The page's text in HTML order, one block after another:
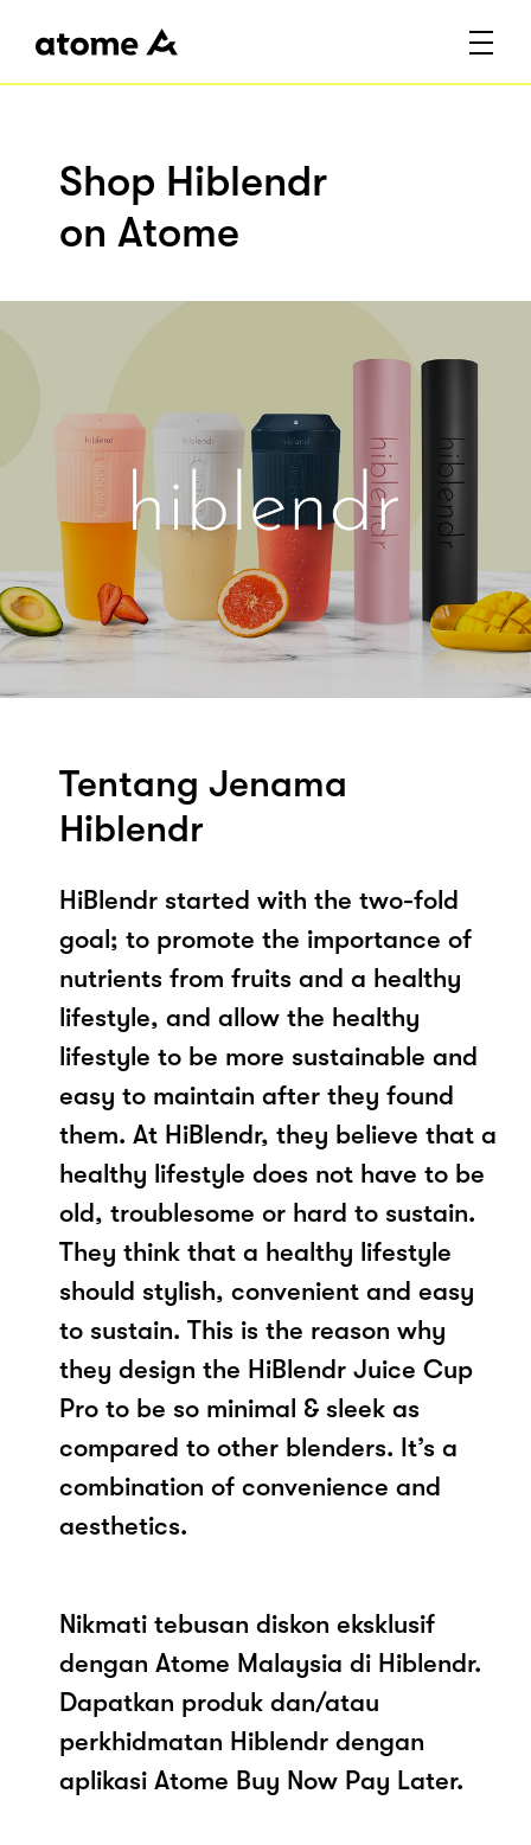
Shop Hiblendr
on Atome
Tentang Jenama
Hiblendr
HiBlendr started with the two-fold
goal; to promote the importance of
nutrients from fruits and a healthy
lifestyle, and allow the healthy
lifestyle to be more sustainable and
easy to maintain after they found
them. At HiBlendr, they believe that a
healthy lifestyle does not have to be
old, troublesome or hard to sustain.
They think that a healthy lifestyle
should stylish, convenient and easy
to sustain. This is the reason why
they design the HiBlendr Juice Cup
Pro to be so minimal & sleek as
compared to other blenders. It’s a
combination of convenience and
aesthetics.
Nikmati tebusan diskon eksklusif
dengan Atome Malaysia di Hiblendr.
Dapatkan produk dan/atau
perkhidmatan Hiblendr dengan
aplikasi Atome Buy Now Pay Later.